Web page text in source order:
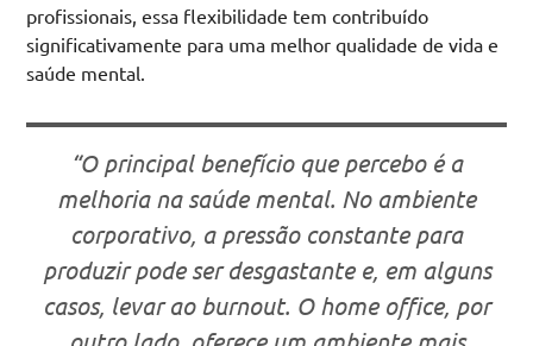
profissionais, essa flexibilidade tem contribuído
significativamente para uma melhor qualidade de vida e
saúde mental.
“O principal benefício que percebo é a
melhoria na saúde mental. No ambiente
corporativo, a pressão constante para
produzir pode ser desgastante e, em alguns
casos, levar ao burnout. O home office, por